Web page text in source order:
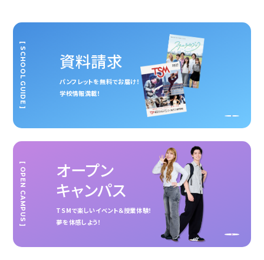
資料請求
パンフレットを無料でお届け！
学校情報満載！
[ SCHOOL GUIDE ]
オープン
キャンパス
TSMで楽しいイベント＆授業体験！
夢を体感しよう！
[ OPEN CAMPUS ]